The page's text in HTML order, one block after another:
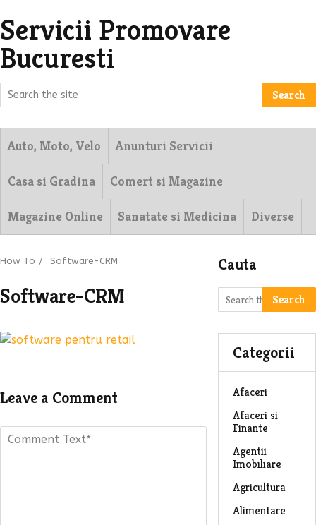
Servicii Promovare
Bucuresti
Search
Auto, Moto, Velo Anunturi Servicii
Casa si Gradina Comert si Magazine
Magazine Online Sanatate si Medicina Diverse
How To / Software-CRM
Software-CRM
Leave a Comment
Cauta
Search
Categorii
Afaceri
Afaceri si
Finante
Agentii
Imobiliare
Agricultura
Alimentare